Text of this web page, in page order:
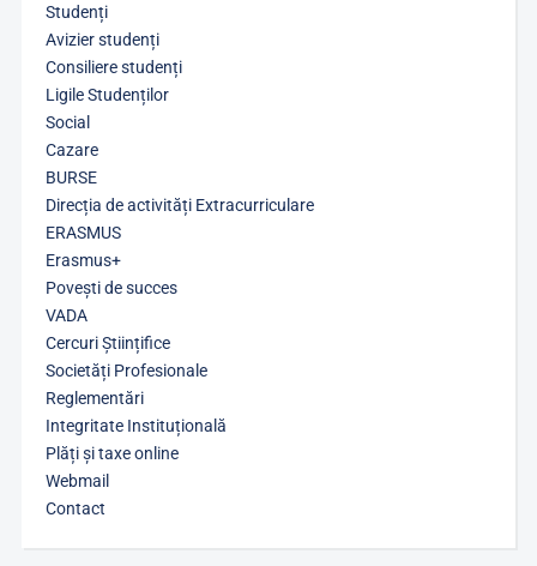
Studenți
Avizier studenți
Consiliere studenți
Ligile Studenților
Social
Cazare
BURSE
Direcția de activități Extracurriculare
ERASMUS
Erasmus+
Povești de succes
VADA
Cercuri Științifice
Societăți Profesionale
Reglementări
Integritate Instituțională
Plăți și taxe online
Webmail
Contact